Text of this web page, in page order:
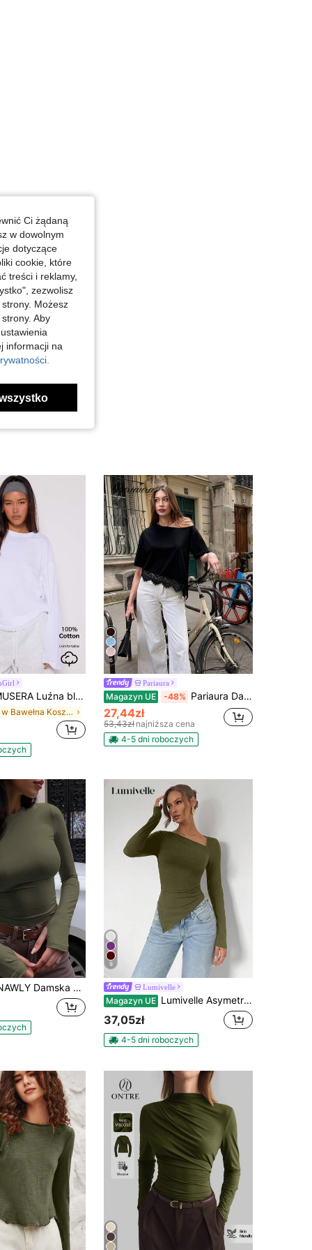
Rozmiar: L
bluzka z długim rękawem, swobodna, kapsułowa garderoba, codzienna, oversize'owa, na lotnisko, elegancka, na wakacje, wiosna/lato
w Bawełna Koszulki damskie
6
Pariaura
Magazyn UE -48% Pariaura Damska, swobodna, jednokolorowa, asymetryczna, koronkowa, patchworkowa koszulka, uniwersalna koszulka na co dzień, na wakacje, na plażę i inne okazje, wiosna/lato
27,44zł
53,43zł najniższa cena
4-5 dni roboczych
koszulka w jednolitym kolorze z okrągłym dekoltem i długim rękawem, dopasowana, casualowa
9
Lumivelle
Magazyn UE Lumivelle Asymetryczny dół, długi rękaw, jednolity kolor, T-shirt, minimalistyczna moda na co dzień, podstawowe bluzki z długim rękawem, czarny top z długim rękawem, damskie bluzki z długim rękawem, czarny top z długim rękawem
37,05zł
4-5 dni roboczych
Ci żądaną
w dowolnym
dotyczące
cookie, które
treści i reklamy,
zezwolisz
Możesz
Aby
informacji na